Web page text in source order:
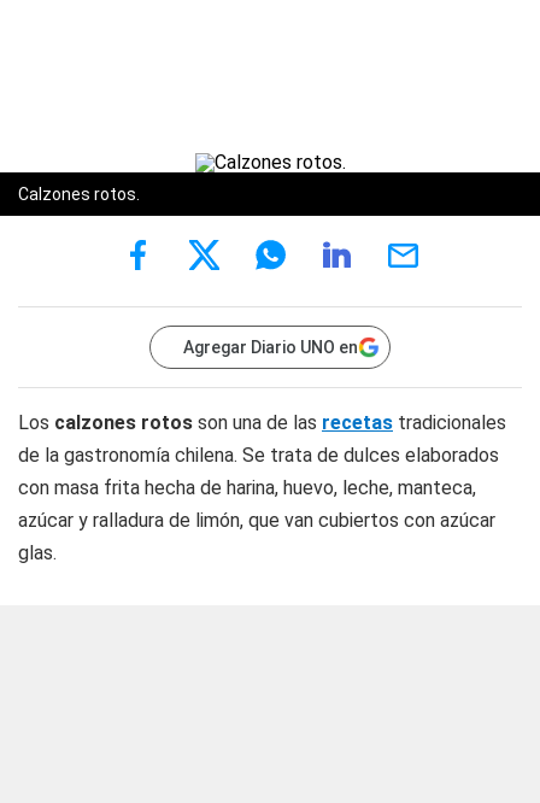
Calzones rotos.
Agregar Diario UNO en
Los calzones rotos son una de las recetas tradicionales
de la gastronomía chilena. Se trata de dulces elaborados
con masa frita hecha de harina, huevo, leche, manteca,
azúcar y ralladura de limón, que van cubiertos con azúcar
glas.